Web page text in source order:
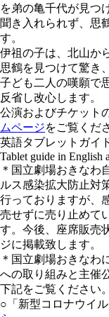
を弟の亀千代が見つ
聞き入れられず、思
す。
伊祖の子は、北山か
思鶴を見つけて驚き
子ども二人の嘆願で
反省し改心します。
公演およびチケット
ムページをご覧くだ
英語タブレットガイ
Tablet guide in English
＊国立劇場おきなわ
ルス感染拡大防止対
行っておりますが、
売せずに売り止めて
す。今後、座席販売
ジに掲載致します。
＊国立劇場おきなわ
への取り組みと主催
下記をご覧ください。
○「新型コロナウイ